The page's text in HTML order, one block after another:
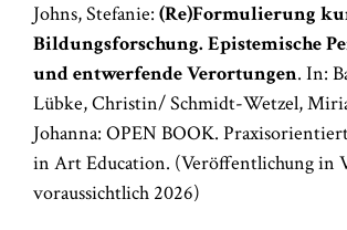
Johns, Stefanie: (Re)Formulierung
Bildungsforschung. Epistemische
und entwerfende Verortungen. In:
Lübke, Christin/ Schmidt-Wetzel,
Johanna: OPEN BOOK.
in Art Education. (Veröffentlichung in
voraussichtlich 2026)